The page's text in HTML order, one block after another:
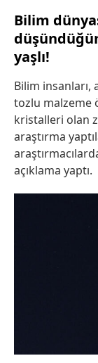
Bilim
yaşlı!
Bilim insanları,
tozlu malzeme
kristalleri olan
araştırma
açıklama yaptı.